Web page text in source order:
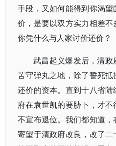
手段，又如何能得到你渴
价，是要以双方实力相差不
你凭什么与人家讨价还价？
武昌起义爆发后，清
苦守弹丸之地，除了誓死
还价的资本。直到十八省
府在袁世凯的要胁下，才
不宣布退位。我们都知道
寄望于清政府改良，改了